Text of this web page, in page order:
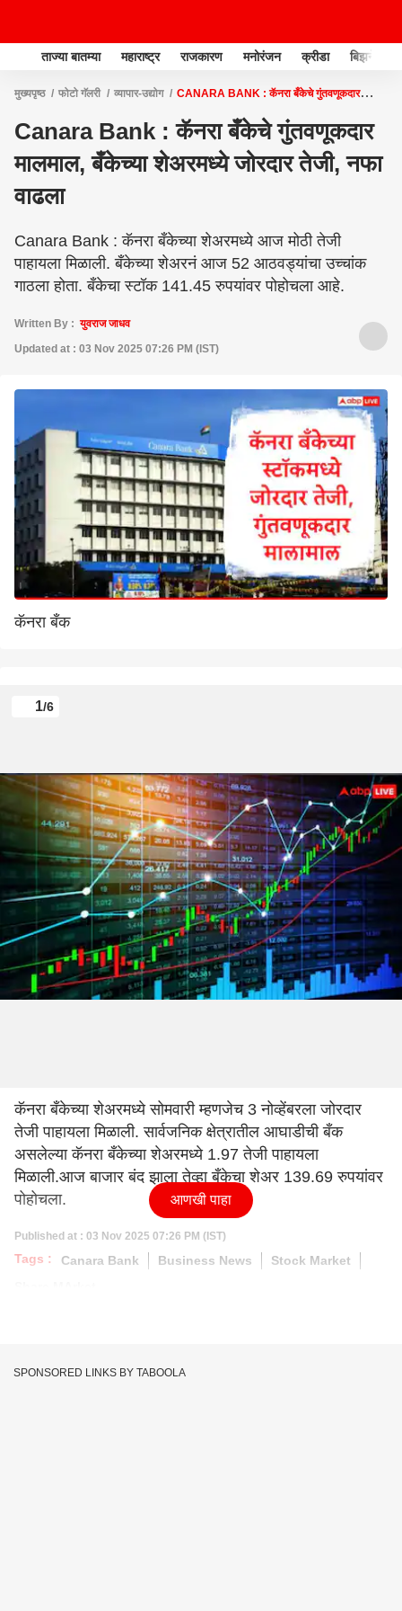
ताज्या बातम्या महाराष्ट्र राजकारण मनोरंजन क्रीडा बिझनेस
मुख्यपृष्ठ फोटो गॅलरी व्यापार-उद्योग
CANARA BANK : कॅनरा बँकेचे गुंतवणूकदार
Canara Bank : कॅनरा बँकेचे गुंतवणूकदार
मालमाल, बँकेच्या शेअरमध्ये जोरदार तेजी, नफा
वाढला
Canara Bank : कॅनरा बँकेच्या शेअरमध्ये आज मोठी तेजी
पाहायला मिळाली. बँकेच्या शेअरनं आज 52 आठवड्यांचा उच्चांक
गाठला होता. बँकेचा स्टॉक 141.45 रुपयांवर पोहोचला आहे.
Written By :युवराज जाधव
Updated at : 03 Nov 2025 07:26 PM (IST)
कॅनरा बँक
1/6
कॅनरा बँकेच्या शेअरमध्ये सोमवारी म्हणजेच 3 नोव्हेंबरला जोरदार
तेजी पाहायला मिळाली. सार्वजनिक क्षेत्रातील आघाडीची बँक
असलेल्या कॅनरा बँकेच्या शेअरमध्ये 1.97 तेजी पाहायला
मिळाली.आज बाजार बंद झाला तेव्हा बँकेचा शेअर 139.69 रुपयांवर
पोहोचला.
Published at : 03 Nov 2025 07:26 PM (IST)
Tags : Canara Bank Business News
Stock Market
आणखी पाहा
SPONSORED LINKS BY TABOOLA